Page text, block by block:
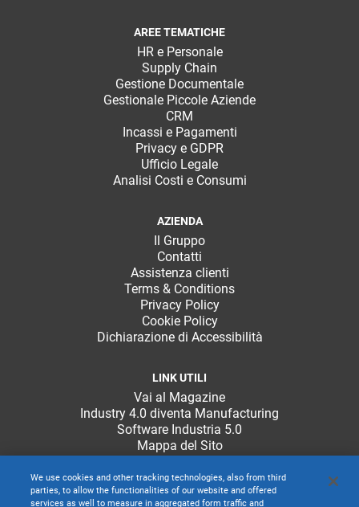
AREE TEMATICHE
HR e Personale
Supply Chain
Gestione Documentale
Gestionale Piccole Aziende
CRM
Incassi e Pagamenti
Privacy e GDPR
Ufficio Legale
Analisi Costi e Consumi
AZIENDA
Il Gruppo
Contatti
Assistenza clienti
Terms & Conditions
Privacy Policy
Cookie Policy
Dichiarazione di Accessibilità
LINK UTILI
Vai al Magazine
Industry 4.0 diventa Manufacturing
Software Industria 5.0
Mappa del Sito
We use cookies and other tracking technologies, also from third
parties, to allow the functionalities of our website and offered
services as well to measure in aggregated form traffic and